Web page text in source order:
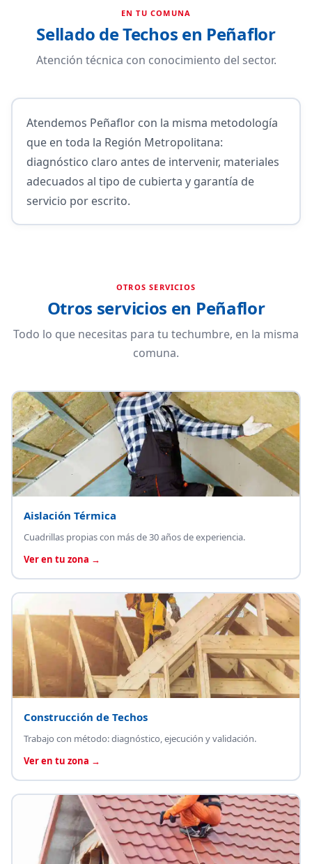
EN TU COMUNA
Sellado de Techos en Peñaflor
Atención técnica con conocimiento del sector.
Atendemos Peñaflor con la misma metodología
que en toda la Región Metropolitana:
diagnóstico claro antes de intervenir, materiales
adecuados al tipo de cubierta y garantía de
servicio por escrito.
OTROS SERVICIOS
Otros servicios en Peñaflor
Todo lo que necesitas para tu techumbre, en la misma
comuna.
Aislación Térmica
Cuadrillas propias con más de 30 años de experiencia.
Ver en tu zona →
Construcción de Techos
Trabajo con método: diagnóstico, ejecución y validación.
Ver en tu zona →